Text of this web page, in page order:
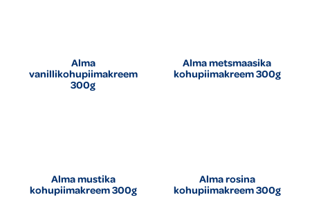
Alma
vanillikohupiimakreem
300g
Alma metsmaasika
kohupiimakreem 300g
Alma mustika
kohupiimakreem 300g
Alma rosina
kohupiimakreem 300g